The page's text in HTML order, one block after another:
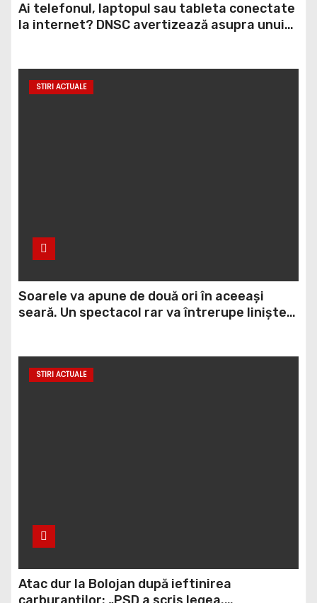
Ai telefonul, laptopul sau tableta conectate
la internet? DNSC avertizează asupra unui
STIRI ACTUALE
Soarele va apune de două ori în aceeași
seară. Un spectacol rar va întrerupe liniștea
STIRI ACTUALE
Atac dur la Bolojan după ieftinirea